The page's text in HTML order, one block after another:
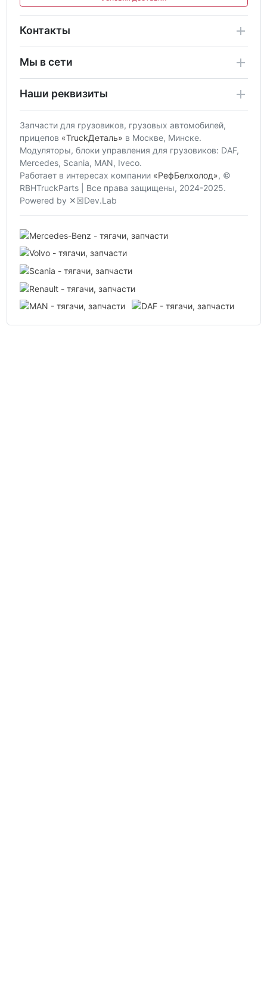
Контакты
Мы в сети
Наши реквизиты
Запчасти для грузовиков, грузовых автомобилей,
прицепов «TruckДеталь» в Москве, Минске.
Модуляторы, блоки управления для грузовиков: DAF,
Mercedes, Scania, MAN, Iveco.
Работает в интересах компании «РефБелхолод», ©
RBHTruckParts | Все права защищены, 2024-2025.
Powered by ✕☒Dev.Lab